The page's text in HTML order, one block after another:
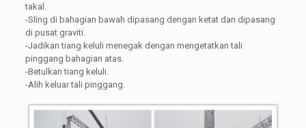
takal.
-Sling di bahagian bawah dipasang dengan ketat dan dipasang
di pusat graviti.
-Jadikan tiang keluli menegak dengan mengetatkan tali
pinggang bahagian atas.
-Betulkan tiang keluli.
-Alih keluar tali pinggang.